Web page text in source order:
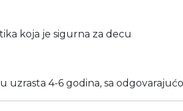
koja je sigurna za decu
uzrasta 4-6 godina, sa